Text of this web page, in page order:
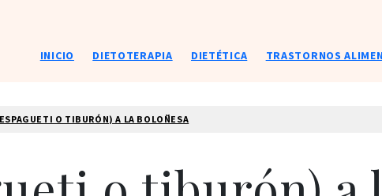
INICIO DIETOTERAPIA DIETÉTICA TRASTORNOS
O TIBURÓN) A LA BOLOÑESA